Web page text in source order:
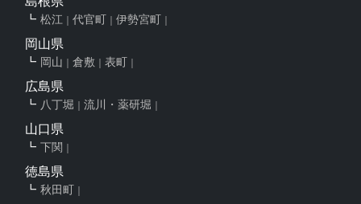
松江 代官町 伊勢宮町
岡山県
岡山 倉敷 表町
広島県
八丁堀 流川・薬研堀
山口県
下関
徳島県
秋田町